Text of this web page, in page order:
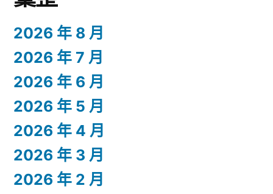
2026 年 8 月
2026 年 7 月
2026 年 6 月
2026 年 5 月
2026 年 4 月
2026 年 3 月
2026 年 2 月